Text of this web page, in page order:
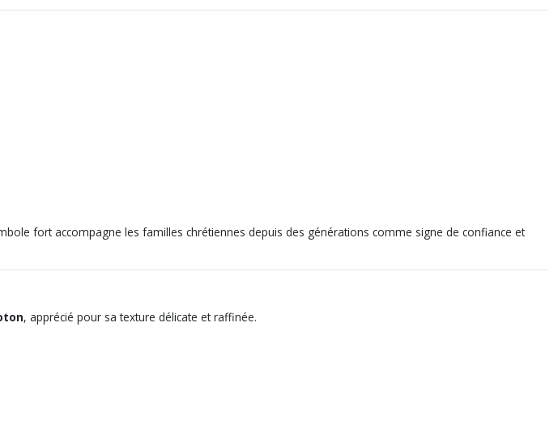
fort accompagne les familles chrétiennes depuis des générations comme signe de confiance et
, apprécié pour sa texture délicate et raffinée.